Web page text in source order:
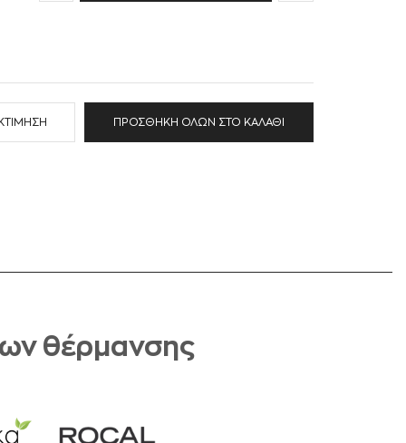
ΠΡΟΣΘΉΚΗ ΌΛΩΝ ΣΤΟ ΚΑΛΆΘΙ
θέρμανσης